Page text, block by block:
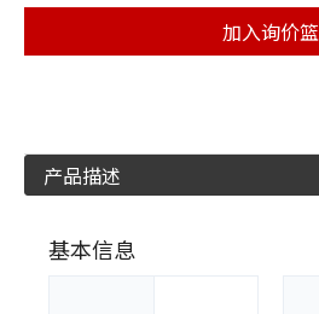
加入询价篮
产品描述
基本信息